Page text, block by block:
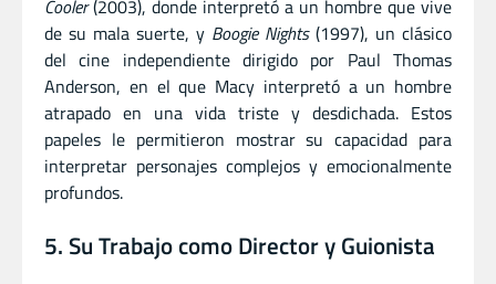
Cooler(2003), donde interpretó a un hombre que vive
de su mala suerte, y Boogie Nights(1997), un clásico
del cine independiente dirigido por Paul Thomas
Anderson, en el que Macy interpretó a un hombre
atrapado en una vida triste y desdichada. Estos
papeles le permitieron mostrar su capacidad para
interpretar personajes complejos y emocionalmente
profundos.
5. Su Trabajo como Director y Guionista